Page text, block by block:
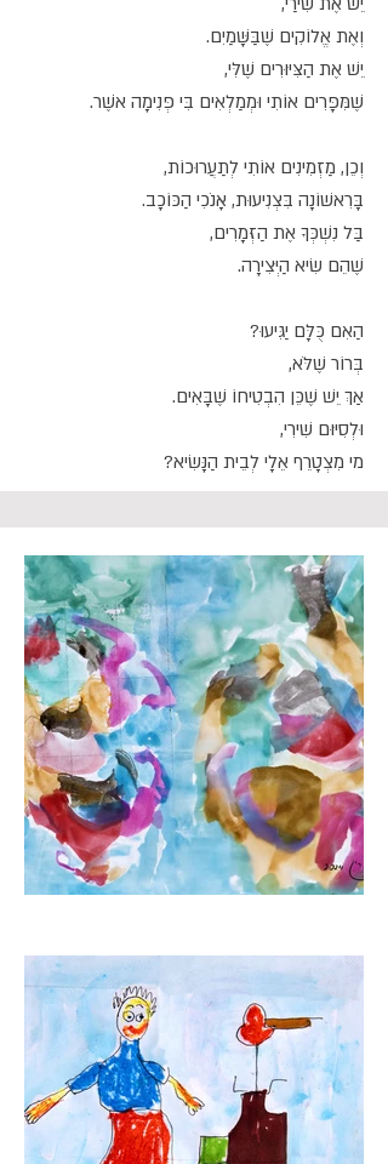
וְאֶת אֱלוֹקִים שֶׁבַּשָּׁמַיִם.
יֵשׁ אֶת הַצִּיּוּרִים שֶׁלִּי,
שֶׁמִּפָּרִים אוֹתִי וּמְמַלְאִים בִּי פְּנִימָה אֹשֶׁר.
וְכֵן, מַזְמִינִים אוֹתִי לְתַעֲרוּכוֹת,
בָּרִאשׁוֹנָה בִּצְנִיעוּת, אָנֹכִי הַכּוֹכָב.
בַּל נִשְׁכְּךָ אֶת הַזְּמָרִים,
שֶׁהֵם שִׂיא הַיְּצִירָה.
הַאִם כֻּלָּם יַגִּיעוּ?
בְּרוֹר שֶׁלֹּא,
אַךְ יֵשׁ שֶׁכֵּן הִבְטִיחוֹ שֶׁבָּאִים.
וּלְסִיּוּם שִׁירִי,
מי מִצְטָרֵף אֵלָי לְבֵית הַנָּשִׂיא?